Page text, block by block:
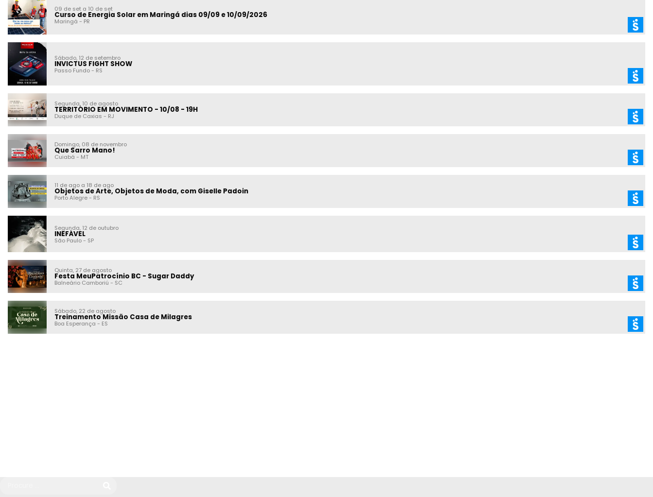
09 de set a 10 de set
Curso de Energia Solar em Maringá dias 09/09 e 10/09/2026
Maringá - PR
Sábado, 12 de setembro
INVICTUS FIGHT SHOW
Passo Fundo- RS
Segunda, 10 de agosto
TERRITÓRIO EM MOVIMENTO - 10/08 - 19H
Duque de Caxias - RJ
Domingo, 08 de novembro
Que Sarro Mano!
Cuiabá - MT
11 de ago a 18 de ago
Objetos de Arte, Objetos de Moda, com Giselle Padoin
Porto Alegre- RS
Segunda, 12 de outubro
INEFÁVEL
São Paulo- SP
Quinta, 27 de agosto
Festa MeuPatrocínio BC - Sugar Daddy
Balneário Camboriú - SC
Sábado, 22 de agosto
Treinamento Missão Casa de Milagres
Boa Esperança - ES